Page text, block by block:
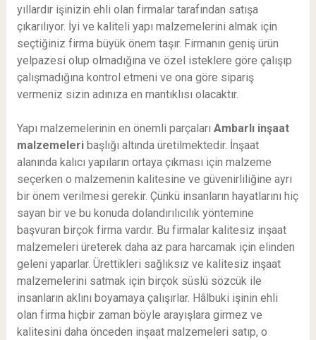
yıllardır işinizin ehli olan firmalar tarafından satışa
çıkarılıyor. İyi ve kaliteli yapı malzemelerini almak için
seçtiğiniz firma büyük önem taşır. Firmanın geniş ürün
yelpazesi olup olmadığına ve özel isteklere göre çalışıp
çalışmadığına kontrol etmeni ve ona göre sipariş
vermeniz sizin adınıza en mantıklısı olacaktır.
Yapı malzemelerinin en önemli parçaları Ambarlı inşaat
malzemeleri başlığı altında üretilmektedir. İnşaat
alanında kalıcı yapıların ortaya çıkması için malzeme
seçerken o malzemenin kalitesine ve güvenirliliğine ayrı
bir önem verilmesi gerekir. Çünkü insanların hayatlarını hiç
sayan bir ve bu konuda dolandırılıcılık yöntemine
başvuran birçok firma vardır. Bu firmalar kalitesiz inşaat
malzemeleri üreterek daha az para harcamak için elinden
geleni yaparlar. Ürettikleri sağlıksız ve kalitesiz inşaat
malzemelerini satmak için birçok süslü sözcük ile
insanların aklını boyamaya çalışırlar. Hâlbuki işinin ehli
olan firma hiçbir zaman böyle arayışlara girmez ve
kalitesini daha önceden inşaat malzemeleri satıp, o